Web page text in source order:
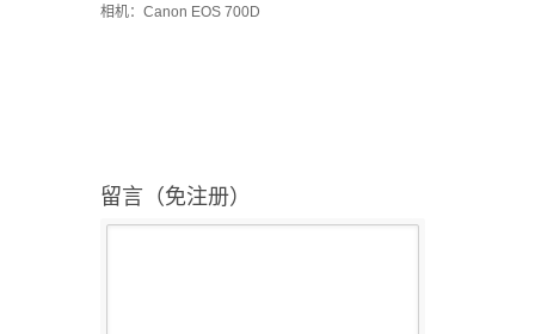
相机：Canon EOS 700D
留言（免注册）